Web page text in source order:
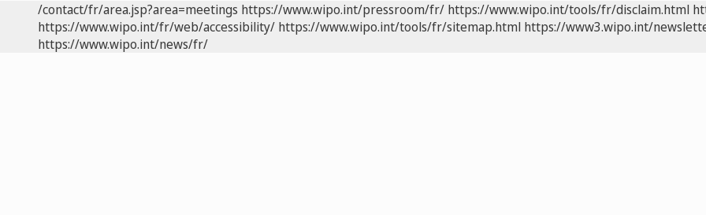
/contact/fr/area.jsp?area=meetings https://www.wipo.int/pressroom/fr/ https://www.wipo.int/tools/fr/disclaim.html
https://www.wipo.int/fr/web/accessibility/ https://www.wipo.int/tools/fr/sitemap.html https://www3.wipo.int/
https://www.wipo.int/news/fr/